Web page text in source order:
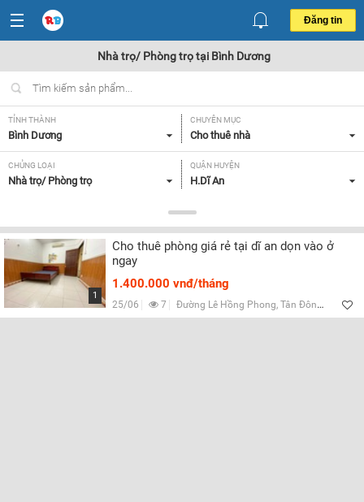
Đăng tin
Nhà trọ/ Phòng trọ tại Bình Dương
TỈNH THÀNH
Bình Dương
CHUYÊN MỤC
Cho thuê nhà
CHỦNG LOẠI
Nhà trọ/ Phòng trọ
QUẬN HUYỆN
H.Dĩ An
Từ 3 - 5 triệu,
TIỆN ÍCH
Tất cả
1
Cho thuê phòng giá rẻ tại dĩ an dọn vào ở
ngay
1.400.000 vnđ/tháng
25/06 7 Đường Lê Hồng Phong, Tân Đông Hiệp, Bình Dương